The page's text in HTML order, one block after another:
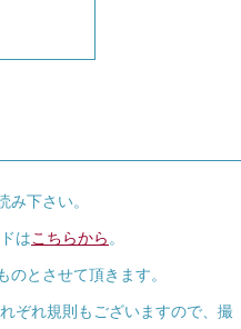
み下さい。
はこちらから 。
とさせて頂きます。
ぞれ規則もございますので、撮